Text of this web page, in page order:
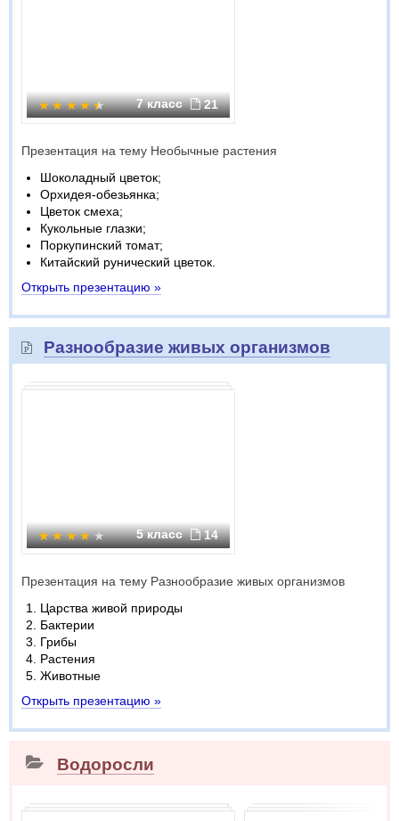
7 класс 21
Презентация на тему Необычные растения
Шоколадный цветок;
Орхидея-обезьянка;
Цветок смеха;
Кукольные глазки;
Поркупинский томат;
Китайский рунический цветок.
Открыть презентацию »
Разнообразие живых организмов
5 класс 14
Презентация на тему Разнообразие живых организмов
Царства живой природы
Бактерии
Грибы
Растения
Животные
Открыть презентацию »
Водоросли